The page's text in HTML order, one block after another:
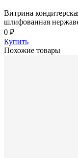
Витрина
шлифованная
0 ₽
Купить
Похожие товары